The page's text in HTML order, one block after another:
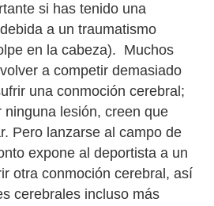
si has tenido una
debida a un traumatismo
en la cabeza). Muchos
a competir demasiado
una conmoción cerebral;
lesión, creen que
Pero lanzarse al campo de
expone al deportista a un
otra conmoción cerebral, así
cerebrales incluso más